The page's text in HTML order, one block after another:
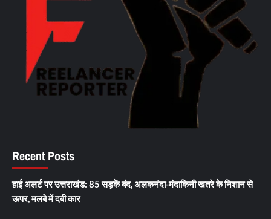
Recent Posts
हाई अलर्ट पर उत्तराखंड: 85 सड़कें बंद, अलकनंदा-मंदाकिनी खतरे के निशान से
ऊपर, मलबे में दबी कार